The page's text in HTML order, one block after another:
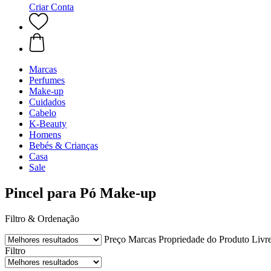
Criar Conta
Marcas
Perfumes
Make-up
Cuidados
Cabelo
K-Beauty
Homens
Bebés & Crianças
Casa
Sale
Pincel para Pó Make-up
Filtro & Ordenação
Preço Marcas Propriedade do Produto
Filtro